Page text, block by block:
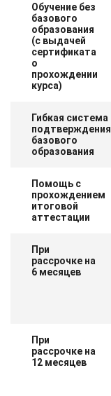
Обучение без
базового
образования
(с выдачей
сертификата
о
прохождении
курса)
Гибкая система
подтверждения
базового
образования
Помощь с
прохождением
итоговой
аттестации
При
рассрочке на
6 месяцев
При
рассрочке на
12 месяцев